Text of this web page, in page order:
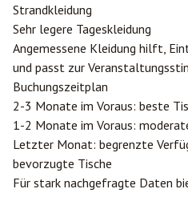
Strandkleidung
Sehr legere Tageskleidung
Angemessene Kleidung hilft,
und passt zur
Buchungszeitplan
2-3 Monate im Voraus: beste
1-2 Monate im Voraus:
Letzter Monat: begrenzte
bevorzugte Tische
Für stark nachgefragte Daten